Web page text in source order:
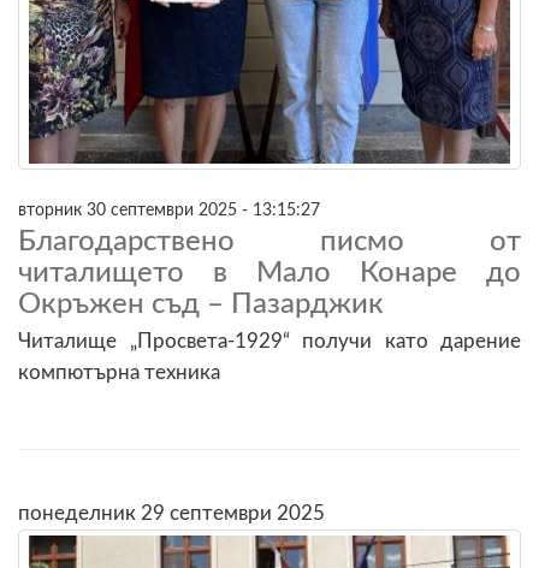
вторник 30 септември 2025 - 13:15:27
Благодарствено писмо от
читалището в Мало Конаре до
Окръжен съд – Пазарджик
Читалище „Просвета-1929“ получи като дарение
компютърна техника
понеделник 29 септември 2025